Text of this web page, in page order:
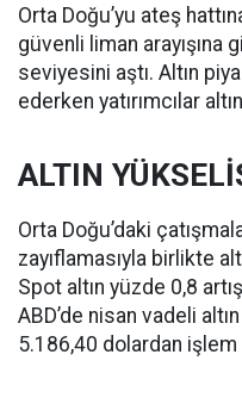
Orta Doğu’yu ateş
güvenli liman
seviyesini aştı. Altın
ederken yatırımcılar
ALTIN
Orta Doğu’daki
zayıflamasıyla birlikte
Spot altın yüzde 0,8
ABD’de nisan vadeli
5.186,40 dolardan